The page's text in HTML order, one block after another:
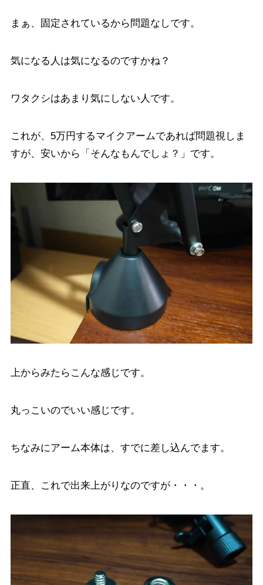
まぁ、固定されているから問題なしです。
気になる人は気になるのですかね？
ワタクシはあまり気にしない人です。
これが、5万円するマイクアームであれば問題視しま
すが、安いから「そんなもんでしょ？」です。
上からみたらこんな感じです。
丸っこいのでいい感じです。
ちなみにアーム本体は、すでに差し込んでます。
正直、これで出来上がりなのですが・・・。